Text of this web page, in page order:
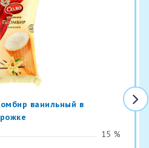
ванильный в
15 %